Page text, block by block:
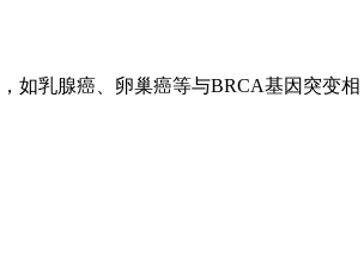
如乳腺癌、卵巢癌等与BRCA基因突变相